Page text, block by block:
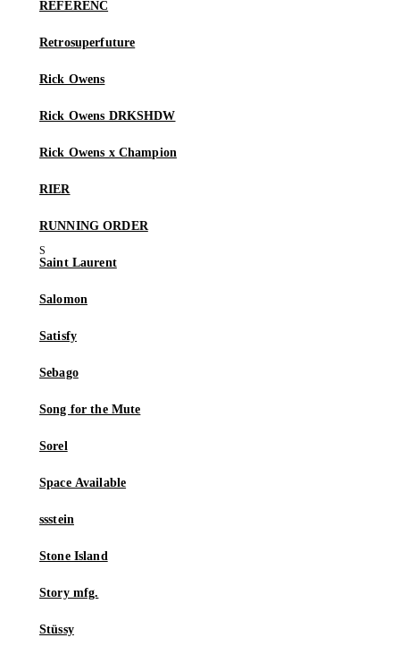
REFERENC
Retrosuperfuture
Rick Owens
Rick Owens DRKSHDW
Rick Owens x Champion
RIER
RUNNING ORDER
Saint Laurent
Salomon
Satisfy
Sebago
Song for the Mute
Sorel
Space Available
ssstein
Stone Island
Story mfg.
Stüssy